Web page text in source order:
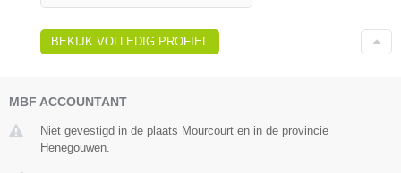
BEKIJK VOLLEDIG PROFIEL
MBF ACCOUNTANT
Niet gevestigd in de plaats Mourcourt en in de provincie
Henegouwen.